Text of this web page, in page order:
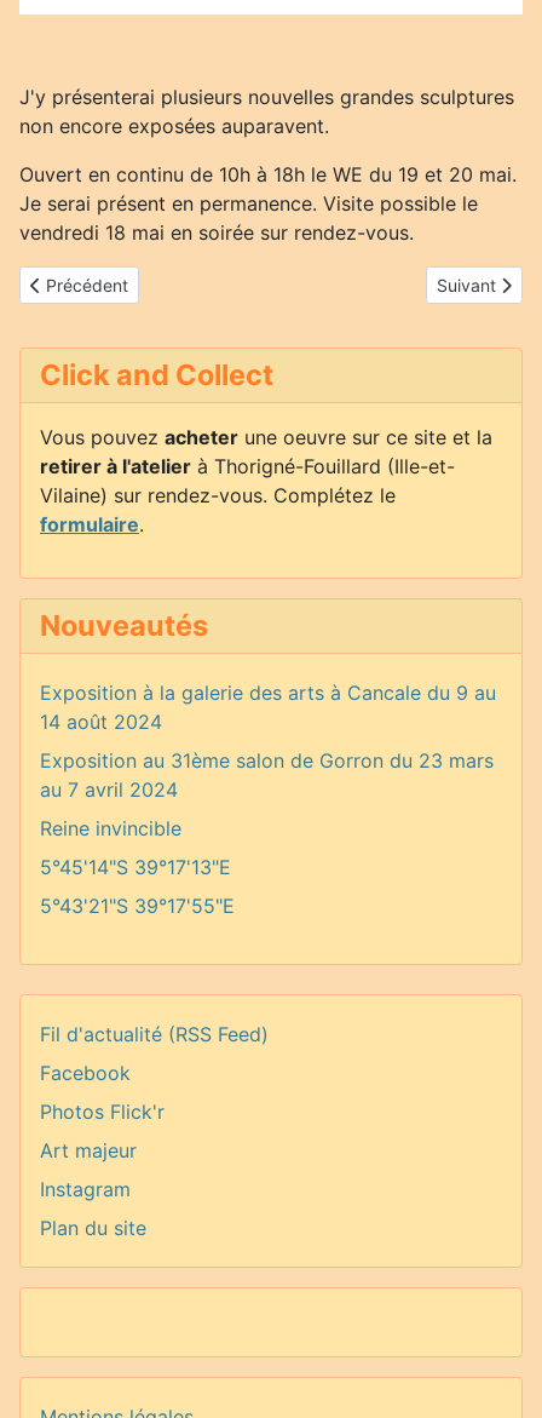
J'y présenterai plusieurs nouvelles grandes sculptures
non encore exposées auparavent.
Ouvert en continu de 10h à 18h le WE du 19 et 20 mai.
Je serai présent en permanence. Visite possible le
vendredi 18 mai en soirée sur rendez-vous.
Article précédent : Expo/vente Le Petit Marché de l'Art le 3 Juin
Précédent Article
Suivant
Click and Collect
Vous pouvez acheter une oeuvre sur ce site et la
retirer à l'atelier à Thorigné-Fouillard (Ille-et-
Vilaine) sur rendez-vous. Complétez le
formulaire.
Nouveautés
Exposition à la galerie des arts à Cancale du 9 au
14 août 2024
Exposition au 31ème salon de Gorron du 23 mars
au 7 avril 2024
Reine invincible
5°45'14"S 39°17'13"E
5°43'21"S 39°17'55"E
Fil d'actualité (RSS Feed)
Facebook
Photos Flick'r
Art majeur
Instagram
Plan du site